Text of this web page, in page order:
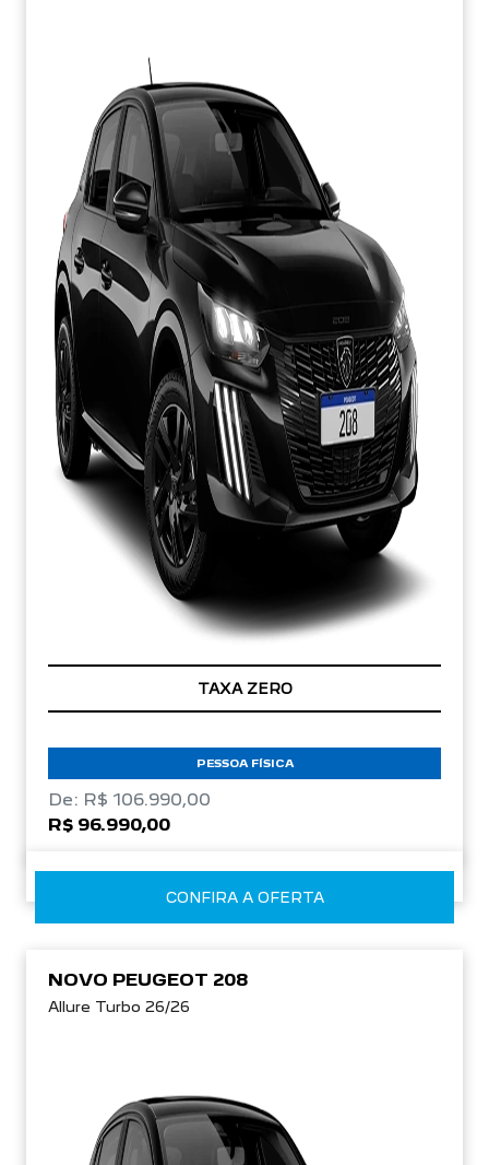
TAXA ZERO
PESSOA FÍSICA
De: R$ 106.990,00
R$ 96.990,00
CONFIRA A OFERTA
NOVO PEUGEOT 208
Allure Turbo 26/26